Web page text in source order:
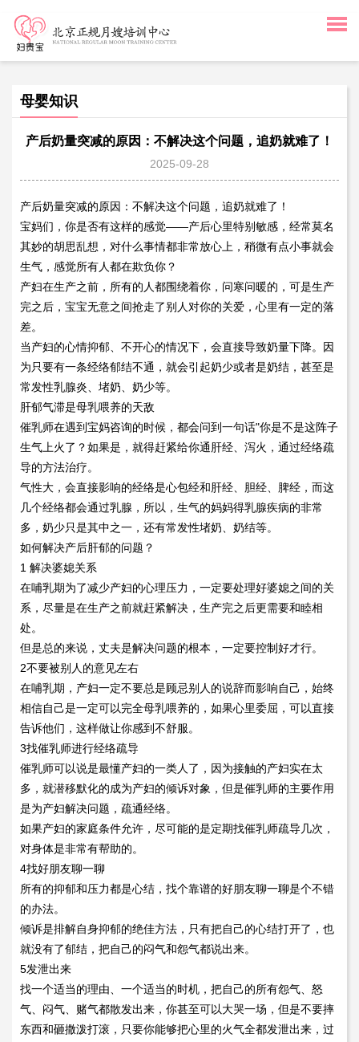
母婴知识
产后奶量突减的原因：不解决这个问题，追奶就难了！
2025-09-28
产后奶量突减的原因：不解决这个问题，追奶就难了！
宝妈们，你是否有这样的感觉——产后心里特别敏感，经常莫名
其妙的胡思乱想，对什么事情都非常放心上，稍微有点小事就会
生气，感觉所有人都在欺负你？
产妇在生产之前，所有的人都围绕着你，问寒问暖的，可是生产
完之后，宝宝无意之间抢走了别人对你的关爱，心里有一定的落
差。
当产妇的心情抑郁、不开心的情况下，会直接导致奶量下降。因
为只要有一条经络郁结不通，就会引起奶少或者是奶结，甚至是
常发性乳腺炎、堵奶、奶少等。
肝郁气滞是母乳喂养的天敌
催乳师在遇到宝妈咨询的时候，都会问到一句话"你是不是这阵子
生气上火了？如果是，就得赶紧给你通肝经、泻火，通过经络疏
导的方法治疗。
气性大，会直接影响的经络是心包经和肝经、胆经、脾经，而这
几个经络都会通过乳腺，所以，生气的妈妈得乳腺疾病的非常
多，奶少只是其中之一，还有常发性堵奶、奶结等。
如何解决产后肝郁的问题？
1 解决婆媳关系
在哺乳期为了减少产妇的心理压力，一定要处理好婆媳之间的关
系，尽量是在生产之前就赶紧解决，生产完之后更需要和睦相
处。
但是总的来说，丈夫是解决问题的根本，一定要控制好才行。
2不要被别人的意见左右
在哺乳期，产妇一定不要总是顾忌别人的说辞而影响自己，始终
相信自己是一定可以完全母乳喂养的，如果心里委屈，可以直接
告诉他们，这样做让你感到不舒服。
3找催乳师进行经络疏导
催乳师可以说是最懂产妇的一类人了，因为接触的产妇实在太
多，就潜移默化的成为产妇的倾诉对象，但是催乳师的主要作用
是为产妇解决问题，疏通经络。
如果产妇的家庭条件允许，尽可能的是定期找催乳师疏导几次，
对身体是非常有帮助的。
4找好朋友聊一聊
所有的抑郁和压力都是心结，找个靠谱的好朋友聊一聊是个不错
的办法。
倾诉是排解自身抑郁的绝佳方法，只有把自己的心结打开了，也
就没有了郁结，把自己的闷气和怨气都说出来。
5发泄出来
找一个适当的理由、一个适当的时机，把自己的所有怨气、怒
气、闷气、赌气都散发出来，你甚至可以大哭一场，但是不要摔
东西和砸撒泼打滚，只要你能够把心里的火气全都发泄出来，过